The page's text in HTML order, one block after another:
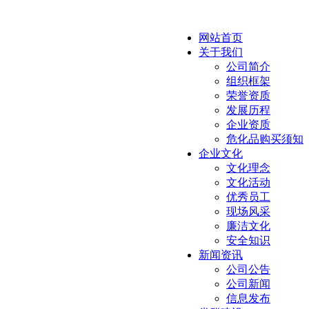
网站首页
关于我们
公司简介
组织框架
荣誉资质
发展历程
企业资质
危化品购买须知
企业文化
文化理念
文化活动
优秀员工
现场风采
廉洁文化
安全知识
新闻资讯
公司公告
公司新闻
信息发布